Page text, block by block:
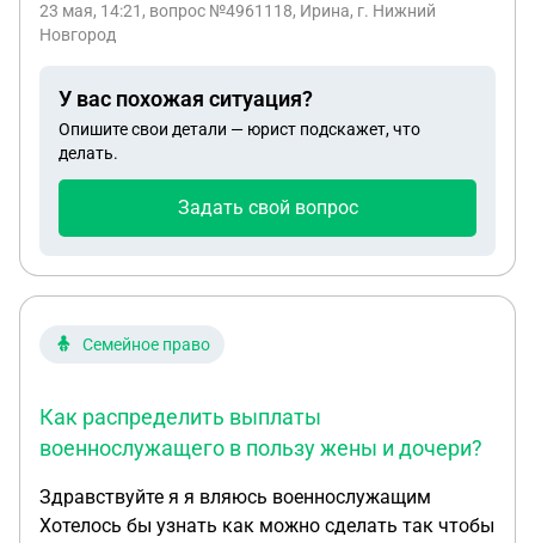
возврат. Но продавец отклонил возврат,
только к оффлайн торговле. А при дистанционной
покупке я имею права вернуть такой товар в
течении 7 дней. Или это не так?
23 мая, 14:21 , вопрос №4961118, Ирина, г. Нижний
Новгород
У вас похожая ситуация?
Опишите свои детали — юрист подскажет, что
делать.
Задать свой вопрос
Семейное право
Как распределить выплаты
военнослужащего в пользу жены и дочери?
Здравствуйте я я вляюсь военнослужащим
Хотелось бы узнать как можно сделать так чтобы